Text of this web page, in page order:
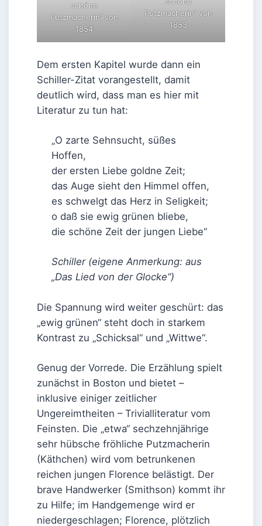
schöne
Putzmacherin“ von
1854
Putzmacherin“ von
1853
Dem ersten Kapitel wurde dann ein
Schiller-Zitat vorangestellt, damit
deutlich wird, dass man es hier mit
Literatur zu tun hat:
„O zarte Sehnsucht, süßes
Hoffen,
der ersten Liebe goldne Zeit;
das Auge sieht den Himmel offen,
es schwelgt das Herz in Seligkeit;
o daß sie ewig grünen bliebe,
die schöne Zeit der jungen Liebe“
Schiller (eigene Anmerkung: aus
„Das Lied von der Glocke“)
Die Spannung wird weiter geschürt: das
„ewig grünen“ steht doch in starkem
Kontrast zu „Schicksal“ und „Wittwe“.
Genug der Vorrede. Die Erzählung spielt
zunächst in Boston und bietet –
inklusive einiger zeitlicher
Ungereimtheiten – Trivialliteratur vom
Feinsten. Die „etwa“ sechzehnjährige
sehr hübsche fröhliche Putzmacherin
(Käthchen) wird vom betrunkenen
reichen jungen Florence belästigt. Der
brave Handwerker (Smithson) kommt ihr
zu Hilfe; im Handgemenge wird er
niedergeschlagen; Florence, plötzlich